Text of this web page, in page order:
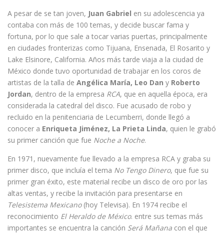
A pesar de se tan joven, Juan Gabriel en su adolescencia ya
contaba con más de 100 temas, y decide buscar fama y
fortuna, por lo que sale a tocar varias puertas, principalmente
en ciudades fronterizas como Tijuana, Ensenada, El Rosarito y
Lake Elsinore, California. Años más tarde viaja a la ciudad de
México donde tuvo oportunidad de trabajar en los coros de
artistas de la talla de Angélica María, Leo Dan y Roberto
Jordan, dentro de la empresa RCA, que en aquella época, era
considerada la catedral del disco. Fue acusado de robo y
recluido en la penitenciaria de Lecumberri, donde llegó a
conocer a Enriqueta Jiménez, La Prieta Linda, quien le grabó
su primer canción que fue Noche a Noche.
En 1971, nuevamente fue llevado a la empresa RCA y graba su
primer disco, que incluía el tema No Tengo Dinero, que fue su
primer gran éxito, este material recibe un disco de oro por las
altas ventas, y recibe la invitación para presentarse en
Telesistema Mexicano(hoy Televisa). En 1974 recibe el
reconocimiento El Heraldo de México. entre sus temas más
importantes se encuentra la canción Será Mañana con el que